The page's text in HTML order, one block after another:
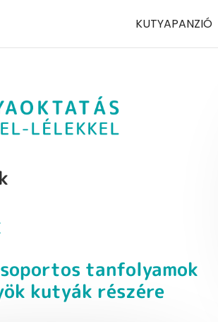
KUTYAPANZIÓ
tanfolyamok
kutyák részére